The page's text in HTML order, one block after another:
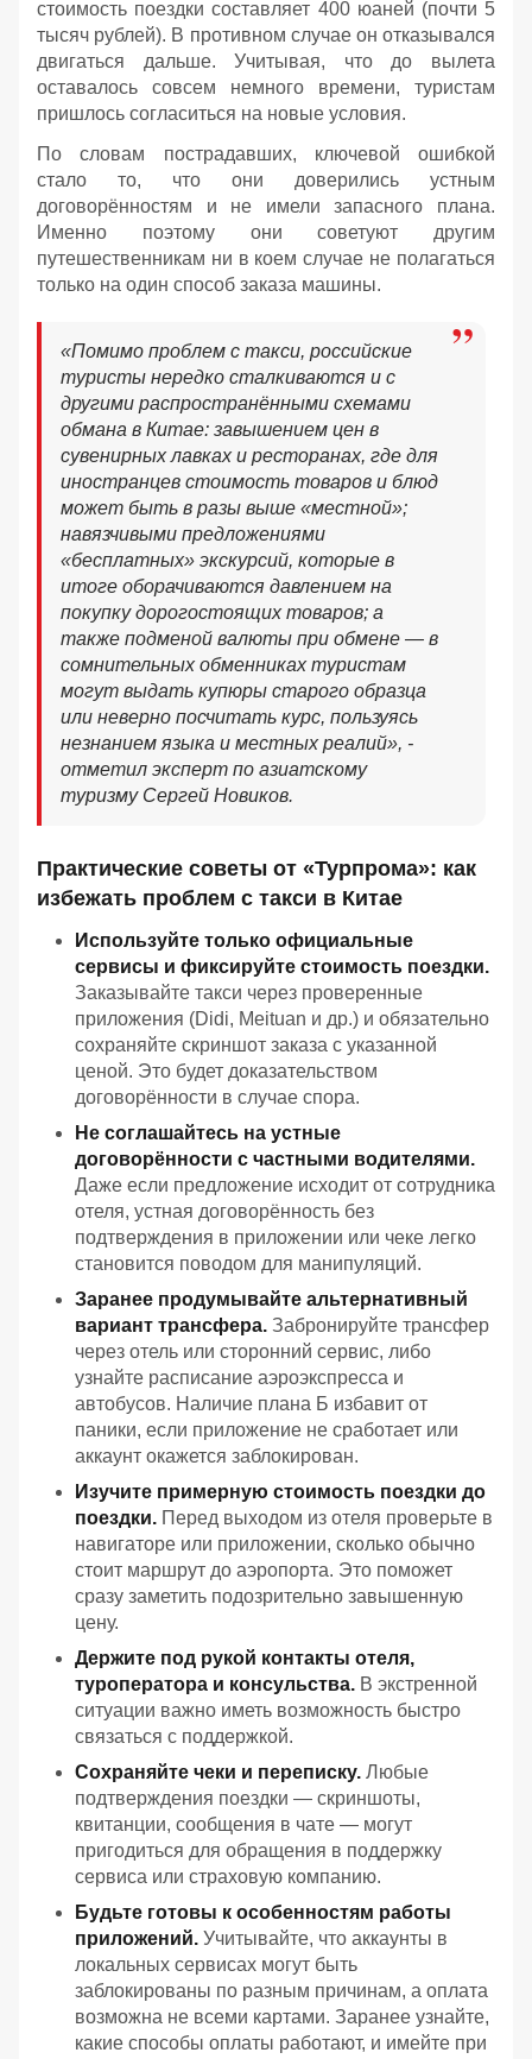
стоимость поездки составляет 400 юаней (почти 5
тысяч рублей). В противном случае он отказывался
двигаться дальше. Учитывая, что до вылета
оставалось совсем немного времени, туристам
пришлось согласиться на новые условия.
По словам пострадавших, ключевой ошибкой
стало то, что они доверились устным
договорённостям и не имели запасного плана.
Именно поэтому они советуют другим
путешественникам ни в коем случае не полагаться
только на один способ заказа машины.
«Помимо проблем с такси, российские
туристы нередко сталкиваются и с
другими распространёнными схемами
обмана в Китае: завышением цен в
сувенирных лавках и ресторанах, где для
иностранцев стоимость товаров и блюд
может быть в разы выше «местной»;
навязчивыми предложениями
«бесплатных» экскурсий, которые в
итоге оборачиваются давлением на
покупку дорогостоящих товаров; а
также подменой валюты при обмене — в
сомнительных обменниках туристам
могут выдать купюры старого образца
или неверно посчитать курс, пользуясь
незнанием языка и местных реалий», -
отметил эксперт по азиатскому
туризму Сергей Новиков.
Практические советы от «Турпрома»: как
избежать проблем с такси в Китае
Используйте только официальные
сервисы и фиксируйте стоимость поездки.
Заказывайте такси через проверенные
приложения (Didi, Meituan и др.) и обязательно
сохраняйте скриншот заказа с указанной
ценой. Это будет доказательством
договорённости в случае спора.
Не соглашайтесь на устные
договорённости с частными водителями.
Даже если предложение исходит от сотрудника
отеля, устная договорённость без
подтверждения в приложении или чеке легко
становится поводом для манипуляций.
Заранее продумывайте альтернативный
вариант трансфера. Забронируйте трансфер
через отель или сторонний сервис, либо
узнайте расписание аэроэкспресса и
автобусов. Наличие плана Б избавит от
паники, если приложение не сработает или
аккаунт окажется заблокирован.
Изучите примерную стоимость поездки до
поездки. Перед выходом из отеля проверьте в
навигаторе или приложении, сколько обычно
стоит маршрут до аэропорта. Это поможет
сразу заметить подозрительно завышенную
цену.
Держите под рукой контакты отеля,
туроператора и консульства. В экстренной
ситуации важно иметь возможность быстро
связаться с поддержкой.
Сохраняйте чеки и переписку. Любые
подтверждения поездки — скриншоты,
квитанции, сообщения в чате — могут
пригодиться для обращения в поддержку
сервиса или страховую компанию.
Будьте готовы к особенностям работы
приложений. Учитывайте, что аккаунты в
локальных сервисах могут быть
заблокированы по разным причинам, а оплата
возможна не всеми картами. Заранее узнайте,
какие способы оплаты работают, и имейте при